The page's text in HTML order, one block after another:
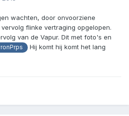
wachten, door onvoorziene
flinke vertraging opgelopen.
van de Vapur. Dit met foto's en
Hij komt hij komt het lang